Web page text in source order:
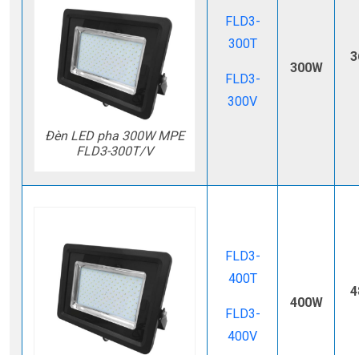
Đèn LED pha 300W MPE
FLD3-300T/V
FLD3-
300T
FLD3-
300V
300W
FLD3-
400T
FLD3-
400V
400W